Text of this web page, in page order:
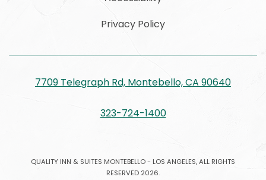
Privacy Policy
7709 Telegraph Rd, Montebello, CA 90640
323-724-1400
QUALITY INN & SUITES MONTEBELLO - LOS ANGELES, ALL RIGHTS
RESERVED 2026.